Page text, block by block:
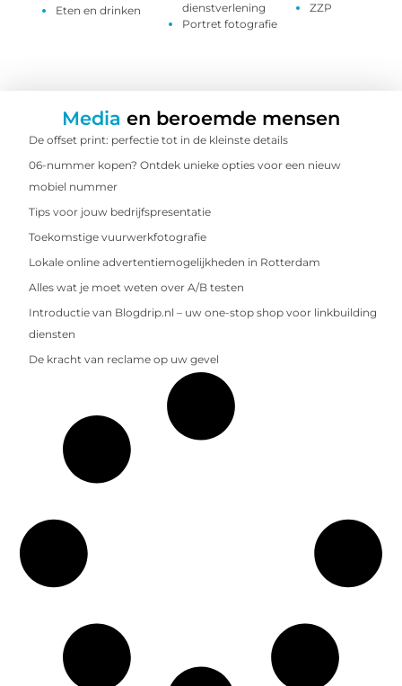
Eten en drinken
dienstverlening
Portret fotografie
ZZP
Media en beroemde mensen
De offset print: perfectie tot in de kleinste details
06-nummer kopen? Ontdek unieke opties voor een nieuw
mobiel nummer
Tips voor jouw bedrijfspresentatie
Toekomstige vuurwerkfotografie
Lokale online advertentiemogelijkheden in Rotterdam
Alles wat je moet weten over A/B testen
Introductie van Blogdrip.nl – uw one-stop shop voor linkbuilding
diensten
De kracht van reclame op uw gevel